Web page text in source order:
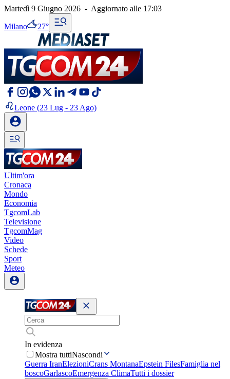
Martedì 9 Giugno 2026 - Aggiornato alle 17:03
Milano 27°
Leone (23 Lug - 23 Ago)
Ultim'ora
Cronaca
Mondo
Economia
TgcomLab
Televisione
TgcomMag
Video
Schede
Sport
Meteo
In evidenza
Mostra tuttiNascondi
Guerra IranElezioniCrans MontanaEpstein FilesFamiglia nel
boscoGarlascoEmergenza ClimaTutti i dossier